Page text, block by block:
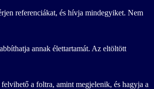
referenciákat, és hívja mindegyiket. Nem
annak élettartamát. Az eltöltött
a foltra, amint megjelenik, és hagyja a